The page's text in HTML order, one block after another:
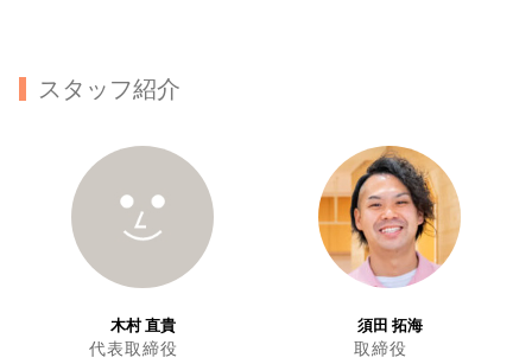
スタッフ紹介
木村 直貴
代表取締役
須田 拓海
取締役